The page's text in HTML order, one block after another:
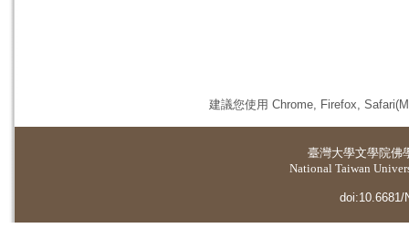
建議您使用 Chrome, Firefox,
臺灣大學文學院佛
National Taiwan
doi:10.6681/